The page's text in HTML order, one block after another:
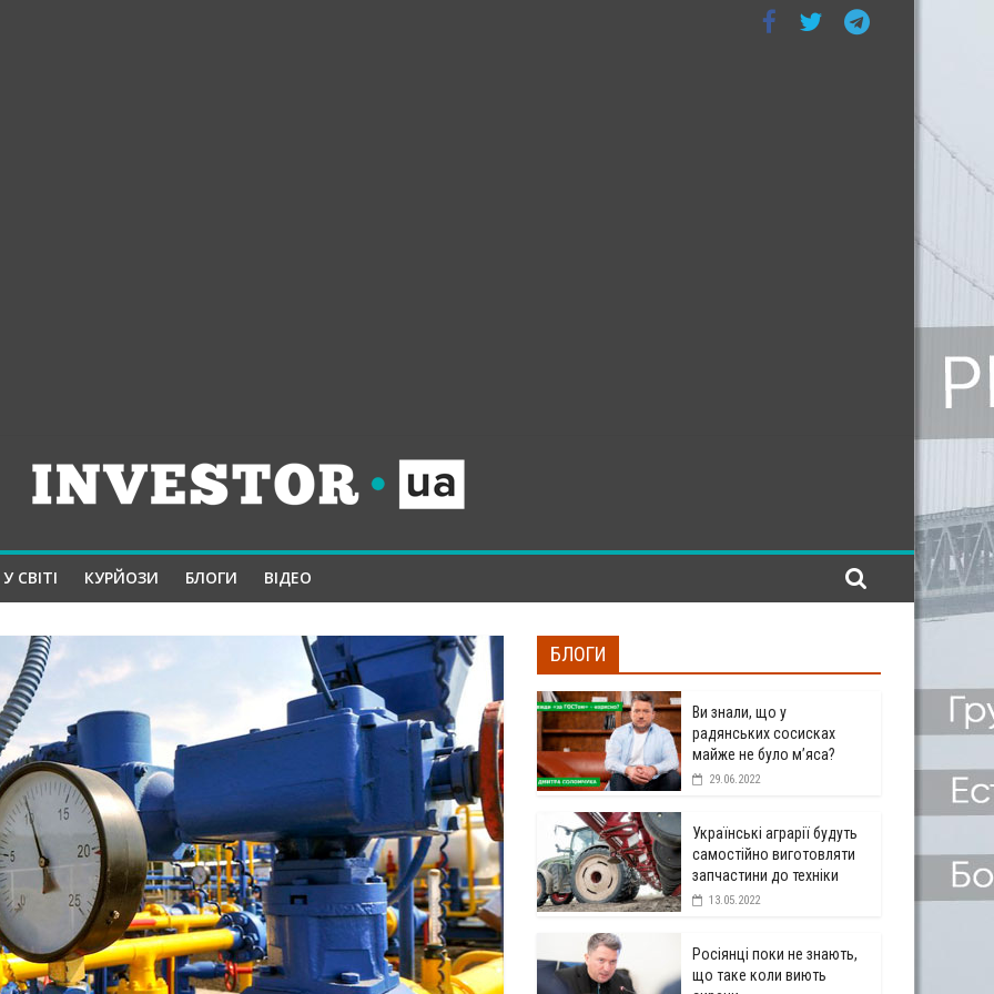
У СВІТІ КУРЙОЗИ БЛОГИ ВІДЕО
БЛОГИ
Ви знали, що у
радянських сосисках
майже не було м’яса?
29.06.2022
Українські аграрії будуть
самостійно виготовляти
запчастини до техніки
13.05.2022
Росіянці поки не знають,
що таке коли виють